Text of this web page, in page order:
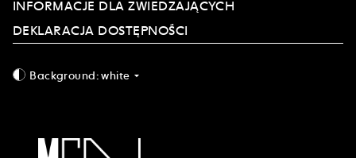
INFORMACJE DLA ZWIEDZAJĄCYCH
DEKLARACJA DOSTĘPNOŚCI
Background:white arrow_drop_down